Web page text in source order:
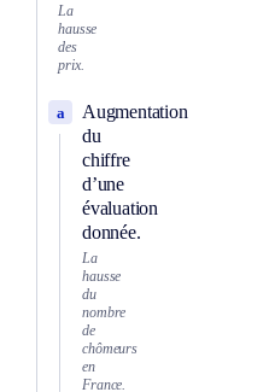
La
hausse
des
prix.
Augmentation
du
chiffre
d’une
évaluation
donnée.
a
La
hausse
du
nombre
de
chômeurs
en
France.